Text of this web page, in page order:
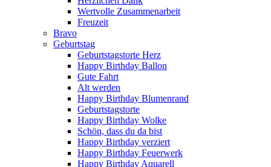
Wertvolle Zusammenarbeit
Freuzeit
Bravo
Geburtstag
Geburtstagstorte Herz
Happy Birthday Ballon
Gute Fahrt
Alt werden
Happy Birthday Blumenrand
Geburtstagstorte
Happy Birthday Wolke
Schön, dass du da bist
Happy Birthday verziert
Happy Birthday Feuerwerk
Happy Birthday Aquarell